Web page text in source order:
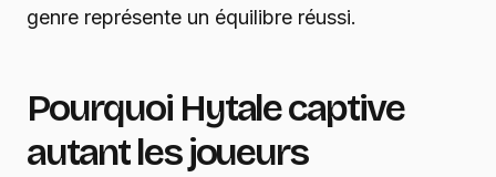
genre représente un équilibre réussi.
Pourquoi Hytale captive
autant les joueurs